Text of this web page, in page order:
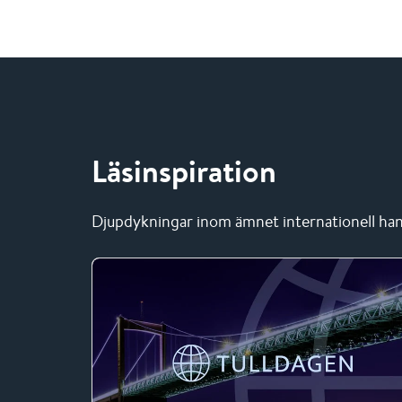
Läsinspiration
Djupdykningar inom ämnet internationell